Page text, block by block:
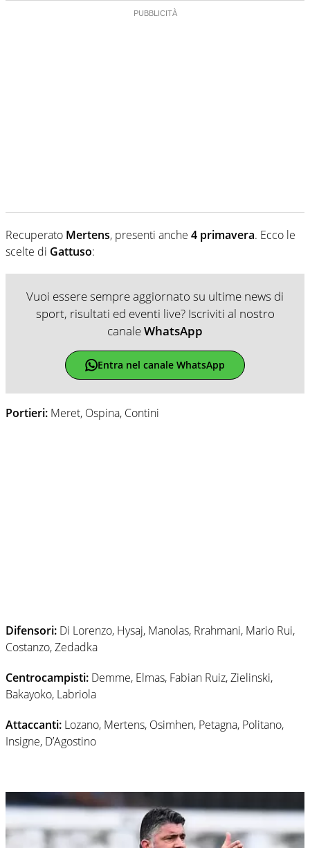
Recuperato Mertens, presenti anche 4 primavera. Ecco le
scelte di Gattuso:
Vuoi essere sempre aggiornato su ultime news di
sport, risultati ed eventi live? Iscriviti al nostro
canaleWhatsApp
Entra nel canale WhatsApp
Portieri: Meret, Ospina, Contini
Difensori: Di Lorenzo, Hysaj, Manolas, Rrahmani, Mario Rui,
Costanzo, Zedadka
Centrocampisti: Demme, Elmas, Fabian Ruiz, Zielinski,
Bakayoko, Labriola
Attaccanti: Lozano, Mertens, Osimhen, Petagna, Politano,
Insigne, D’Agostino